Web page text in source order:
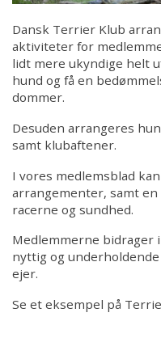
Dansk Terrier Klub
aktiviteter for
lidt mere ukyndige helt
hund og få en
dommer.
Desuden arrangeres
samt klubaftener.
I vores medlemsblad
arrangementer, samt
racerne og sundhed.
Medlemmerne bidrager
nyttig og
ejer.
Se et eksempel på